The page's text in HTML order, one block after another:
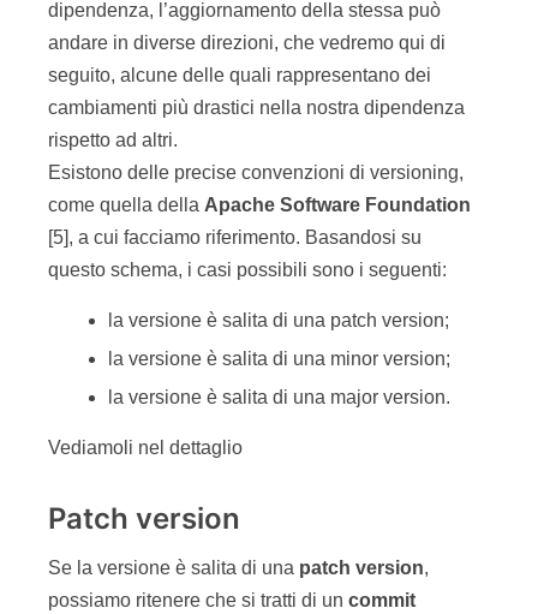
dipendenza, l’aggiornamento della stessa può
andare in diverse direzioni, che vedremo qui di
seguito, alcune delle quali rappresentano dei
cambiamenti più drastici nella nostra dipendenza
rispetto ad altri.
Esistono delle precise convenzioni di versioning,
come quella della Apache Software Foundation
[5], a cui facciamo riferimento. Basandosi su
questo schema, i casi possibili sono i seguenti:
la versione è salita di una patch version;
la versione è salita di una minor version;
la versione è salita di una major version.
Vediamoli nel dettaglio
Patch version
Se la versione è salita di una patch version,
possiamo ritenere che si tratti di un commit